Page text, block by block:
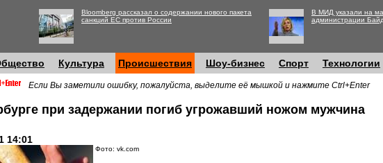
Bloomberg рассказал о содержании нового пакета
санкций ЕС против России
В МИД указали на
администрации
Культура Происшествия Шоу-бизнес Спорт Технологии
Если Вы заметили ошибку, пожалуйста, выделите её мышкой и нажмите Ctrl+Enter
при задержании погиб угрожавший ножом мужчина
14:01
Фото: vk.com